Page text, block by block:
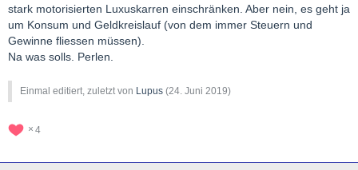
stark motorisierten Luxuskarren einschränken. Aber nein, es geht ja
um Konsum und Geldkreislauf (von dem immer Steuern und
Gewinne fliessen müssen).
Na was solls. Perlen.
Einmal editiert, zuletzt von Lupus (24. Juni 2019)
4